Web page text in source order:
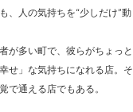
、人の気持ちを“少しだけ”動
が多い町で、彼らがちょっと
せ」な気持ちになれる店。そ
で通える店でもある。